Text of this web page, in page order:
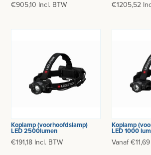
WIJZIG NAAR EXCLUSIEF
APPARATUUR EN DIAGNOSE
VERBRUIKSMATERIAAL
DOKTERSTASSEN
€905,10 Incl. BTW €1205,52
Koplamp (voorhoofdslamp)
LED 2500lumen
€191,18 Incl. BTW
Koplamp
LED 1000
Vanaf